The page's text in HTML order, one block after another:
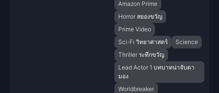
Amazon Prime
Horror สยองขวัญ
Prime Video
Sci-Fi วิทยาศาสตร์
Science
Thriller ระทึกขวัญ
Lead Actor 1 บทบาทน่าจับตา
มอง
Worldbreaker